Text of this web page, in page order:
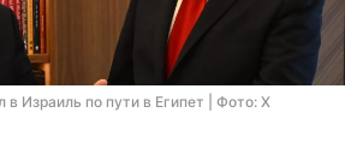
Израиль по пути в Египет | Фото: X